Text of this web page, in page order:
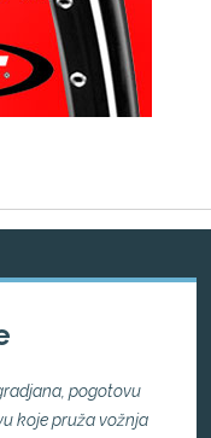
pogotovu
koje pruža vožnja